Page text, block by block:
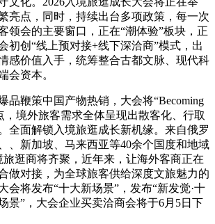
亮点，同时，持续出台多项政策，每一次
领会的主要窗口，正在“潮体验”板块，正
初创“线上预对接+线下深洽商”模式，出
感价值入手，统筹整合古都文脉、现代科
会资本。
鞭策中国产物热销，大会将“Becoming
，境外旅客需求全体呈现出散客化、行取
全面解锁入境旅逛成长新机缘。来自俄罗
、新加坡、马来西亚等40余个国度和地域
旅逛商将齐聚，近年来，让海外客商正在
做对接，为全球旅客供给深度文旅魅力的
会将发布“十大新场景”，发布“新发觉·十
景”，大会企业买卖洽商会将于6月5日下